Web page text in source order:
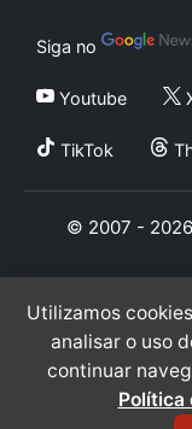
Siga no
Youtube
TikTok
© 2007 -
Utilizamos
analisar o uso
continuar
Política